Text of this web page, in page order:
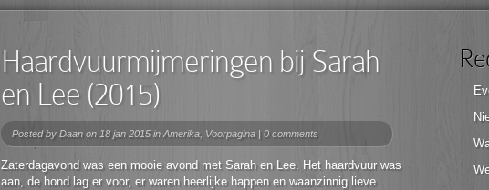
Haardvuurmijmeringen bij Sarah
en Lee (2015)
Posted by Daanon 18 jan 2015 in Amerika, Voorpagina | 0 comments
Zaterdagavond was een mooie avond met Sarah en Lee. Het haardvuur was
aan, de hond lag er voor, er waren heerlijke happen en waanzinnig lieve